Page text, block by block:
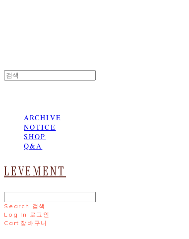
ARCHIVE
NOTICE
SHOP
Q&A
LEVEMENT
Search 검색
Log In 로그인
Cart 장바구니